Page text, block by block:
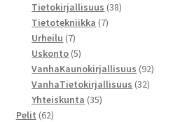
tuotetta
Tietokirjallisuus 3838
Tietotekniikka 77
Urheilu 77
tuotetta
Uskonto 55
tuotetta
VanhaKaunokirjallisuus 9292
VanhaTietokirjallisuus 3232
Yhteiskunta 3535
Pelit 6262